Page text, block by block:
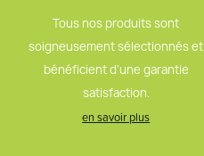
Tous nos produits sont
soigneusement sélectionnés et
bénéficient d’une garantie
satisfaction.
en savoir plus